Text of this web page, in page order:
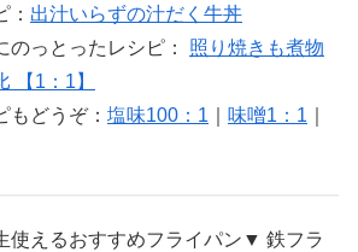
出汁いらずの汁だく牛丼
っとったレシピ： 照り焼きも煮物
【1：1】
どうぞ： 塩味100：1 味噌1：1
使えるおすすめフライパン▼ 鉄フラ